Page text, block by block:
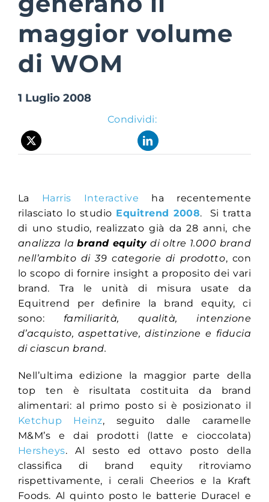
Suite Login
maggior volume
di WOM
1 Luglio 2008
Condividi:
La Harris Interactive ha recentemente
rilasciato lo studio Equitrend 2008. Si tratta
di uno studio, realizzato già da 28 anni, che
analizza labrand equitydi oltre 1.000 brand
nell’ambito di 39 categorie di prodotto, con
lo scopo di fornire insight a proposito dei vari
brand. Tra le unità di misura usate da
Equitrend per definire la brand equity, ci
sono: familiarità, qualità, intenzione
d’acquisto, aspettative, distinzione e fiducia
di ciascun brand.
Nell’ultima edizione la maggior parte della
top ten è risultata costituita da brand
alimentari: al primo posto si è posizionato il
Ketchup Heinz, seguito dalle caramelle
M&M’s e dai prodotti (latte e cioccolata)
Hersheys. Al sesto ed ottavo posto della
classifica di brand equity ritroviamo
rispettivamente, i cerali Cheerios e la Kraft
Foods. Al quinto posto le batterie Duracel e